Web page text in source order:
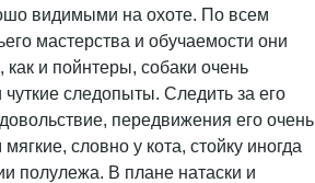
видимыми на охоте. По всем
мастерства и обучаемости они
как и пойнтеры, собаки очень
следопыты. Следить за его
передвижения его очень
словно у кота, стойку иногда
полулежа. В плане натаски и